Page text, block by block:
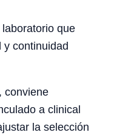
que
y continuidad
conviene
a clinical
la selección